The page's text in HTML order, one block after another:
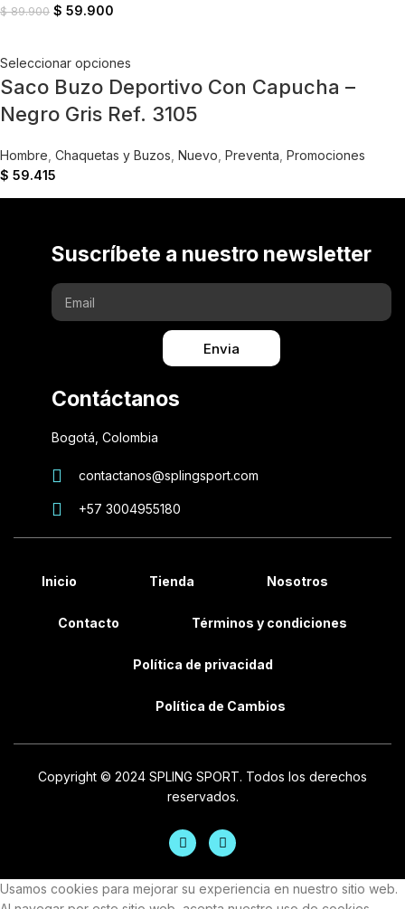
$89.900 $ 59.900
Seleccionar opciones
Saco Buzo Deportivo Con Capucha –
Negro Gris Ref. 3105
Hombre Chaquetas y Buzos Nuevo Preventa Promociones
$ 59.415
Suscríbete a nuestro newsletter
Envia
Contáctanos
Bogotá, Colombia
contactanos@splingsport.com
+57 3004955180
Inicio Tienda Nosotros
Contacto Términos y condiciones
Política de privacidad
Política de Cambios
Copyright © 2024 SPLING SPORT. Todos los derechos
reservados.
Usamos cookies para mejorar su experiencia en nuestro sitio web.